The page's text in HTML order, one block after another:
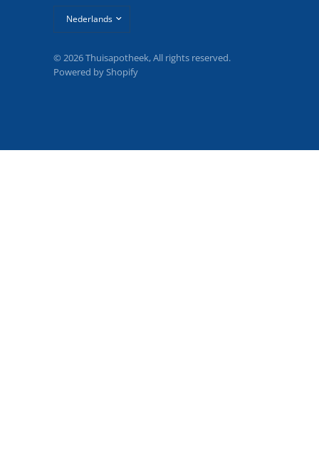
bijwerken
© 2026 Thuisapotheek, All rights reserved.
Powered by Shopify